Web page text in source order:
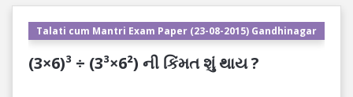
Talati cum Mantri Exam Paper (23-08-2015) Gandhinagar
(3×6)³ ÷ (3³×6²) ની કિંમત શું થાય ?